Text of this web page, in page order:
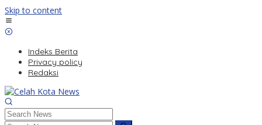
Skip to content
Indeks Berita
Privacy policy
Redaksi